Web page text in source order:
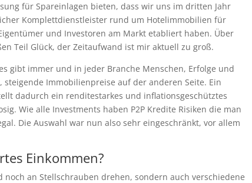
für Spareinlagen bieten, dass wir uns im dritten Jahr
Komplettdienstleister rund um Hotelimmobilien für
und Investoren am Markt etabliert haben. Über
Teil Glück, der Zeitaufwand ist mir aktuell zu groß.
gibt immer und in jeder Branche Menschen, Erfolge und
Immobilienpreise auf der anderen Seite. Ein
dadurch ein renditestarkes und inflationsgeschütztes
Wie alle Investments haben P2P Kredite Risiken die man
Die Auswahl war nun also sehr eingeschränkt, vor allem
Einkommen?
an Stellschrauben drehen, sondern auch verschiedene